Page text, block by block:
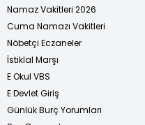
Namaz Vakitleri 2026
Cuma Namazı Vakitleri
Nöbetçi Eczaneler
İstiklal Marşı
E Okul VBS
E Devlet Giriş
Günlük Burç Yorumları